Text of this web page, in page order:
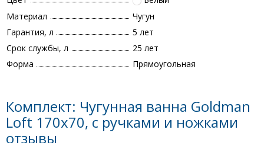
Материал
Чугун
Гарантия, л
5 лет
Срок службы, л
25 лет
Форма
Прямоугольная
Комплект: Чугунная ванна Goldman
Loft 170x70, с ручками и ножками
отзывы